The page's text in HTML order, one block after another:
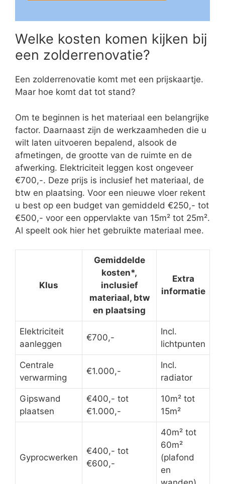
Welke kosten komen kijken bij
een zolderrenovatie?
Een zolderrenovatie komt met een prijskaartje.
Maar hoe komt dat tot stand?
Om te beginnen is het materiaal een belangrijke
factor. Daarnaast zijn de werkzaamheden die u
wilt laten uitvoeren bepalend, alsook de
afmetingen, de grootte van de ruimte en de
afwerking. Elektriciteit leggen kost ongeveer
€700,-. Deze prijs is inclusief het materiaal, de
btw en plaatsing. Voor een nieuwe vloer rekent
u best op een budget van gemiddeld €250,- tot
€500,- voor een oppervlakte van 15m² tot 25m².
Al speelt ook hier het gebruikte materiaal mee.
Klus
Gemiddelde
kosten*,
inclusief
materiaal, btw
en plaatsing
Extra
informatie
Elektriciteit
aanleggen
€700,-
Incl.
lichtpunten
Centrale
verwarming
€1.000,-
Incl.
radiator
Gipswand
plaatsen
€400,- tot
€1.000,-
10m² tot
15m²
Gyprocwerken
€400,- tot
€600,-
40m² tot
60m²
(plafond
en